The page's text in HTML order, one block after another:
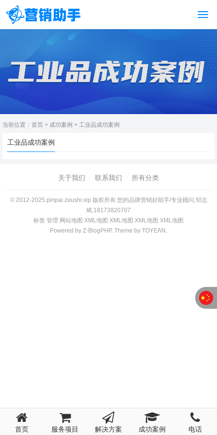
当前位置： 首页 > 成功案例 > 工业品成功案例
工业品成功案例
关于我们 联系我们 所有分类
© 2012-2025 pinpai.zoushi.vip 版权所有.您的品牌营销好助手/专业顾问,邹志
斌,18173820707
标签 管理 网站地图 XM L地图 XM L地图 XM L地图 XM L地图
Powered by Z-BlogPHP. Theme by TOYEAN .
首页 服务项目 解决方案 成功案例 电话